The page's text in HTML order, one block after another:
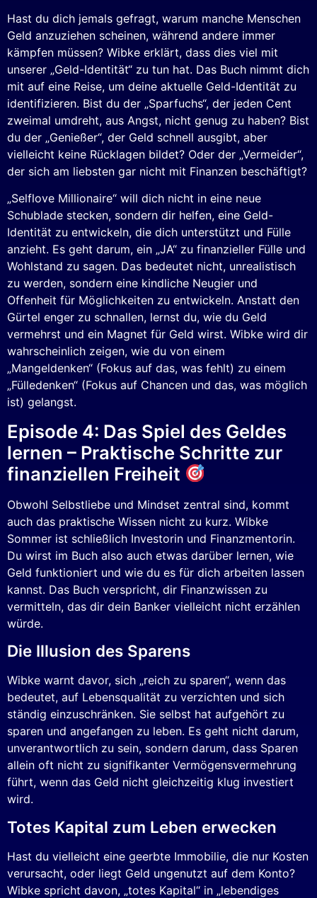
Hast du dich jemals gefragt, warum manche Menschen
Geld anzuziehen scheinen, während andere immer
kämpfen müssen? Wibke erklärt, dass dies viel mit
unserer „Geld-Identität“ zu tun hat. Das Buch nimmt dich
mit auf eine Reise, um deine aktuelle Geld-Identität zu
identifizieren. Bist du der „Sparfuchs“, der jeden Cent
zweimal umdreht, aus Angst, nicht genug zu haben? Bist
du der „Genießer“, der Geld schnell ausgibt, aber
vielleicht keine Rücklagen bildet? Oder der „Vermeider“,
der sich am liebsten gar nicht mit Finanzen beschäftigt?
„Selflove Millionaire“ will dich nicht in eine neue
Schublade stecken, sondern dir helfen, eine Geld-
Identität zu entwickeln, die dich unterstützt und Fülle
anzieht. Es geht darum, ein „JA“ zu finanzieller Fülle und
Wohlstand zu sagen. Das bedeutet nicht, unrealistisch
zu werden, sondern eine kindliche Neugier und
Offenheit für Möglichkeiten zu entwickeln. Anstatt den
Gürtel enger zu schnallen, lernst du, wie du Geld
vermehrst und ein Magnet für Geld wirst. Wibke wird dir
wahrscheinlich zeigen, wie du von einem
„Mangeldenken“ (Fokus auf das, was fehlt) zu einem
„Fülledenken“ (Fokus auf Chancen und das, was möglich
ist) gelangst.
Episode 4: Das Spiel des Geldes
lernen – Praktische Schritte zur
finanziellen Freiheit
Obwohl Selbstliebe und Mindset zentral sind, kommt
auch das praktische Wissen nicht zu kurz. Wibke
Sommer ist schließlich Investorin und Finanzmentorin.
Du wirst im Buch also auch etwas darüber lernen, wie
Geld funktioniert und wie du es für dich arbeiten lassen
kannst. Das Buch verspricht, dir Finanzwissen zu
vermitteln, das dir dein Banker vielleicht nicht erzählen
würde.
Die Illusion des Sparens
Wibke warnt davor, sich „reich zu sparen“, wenn das
bedeutet, auf Lebensqualität zu verzichten und sich
ständig einzuschränken. Sie selbst hat aufgehört zu
sparen und angefangen zu leben. Es geht nicht darum,
unverantwortlich zu sein, sondern darum, dass Sparen
allein oft nicht zu signifikanter Vermögensvermehrung
führt, wenn das Geld nicht gleichzeitig klug investiert
wird.
Totes Kapital zum Leben erwecken
Hast du vielleicht eine geerbte Immobilie, die nur Kosten
verursacht, oder liegt Geld ungenutzt auf dem Konto?
Wibke spricht davon, „totes Kapital“ in „lebendiges